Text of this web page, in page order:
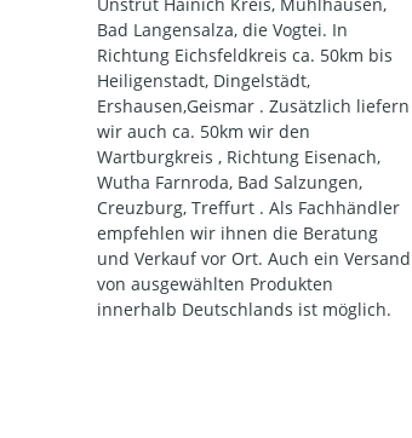
Bad Langensalza, die Vogtei. In
Richtung Eichsfeldkreis ca. 50km bis
Heiligenstadt, Dingelstädt,
Ershausen,Geismar . Zusätzlich liefern
wir auch ca. 50km wir den
Wartburgkreis , Richtung Eisenach,
Wutha Farnroda, Bad Salzungen,
Creuzburg, Treffurt . Als Fachhändler
empfehlen wir ihnen die Beratung
und Verkauf vor Ort. Auch ein Versand
von ausgewählten Produkten
innerhalb Deutschlands ist möglich.